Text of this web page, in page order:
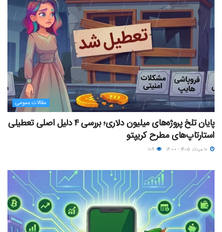
مقالات عمومی
پایان تلخ پروژه‌های میلیون دلاری؛ بررسی ۴ دلیل اصلی تعطیلی
استارتاپ‌های مطرح کریپتو